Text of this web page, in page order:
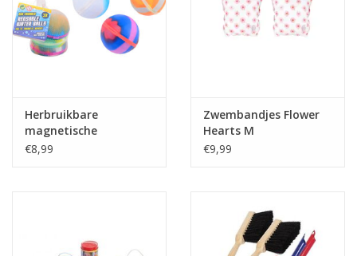
Herbruikbare
magnetische
waterballen
€8,99
Zwembandjes Flower
Hearts M
€9,99